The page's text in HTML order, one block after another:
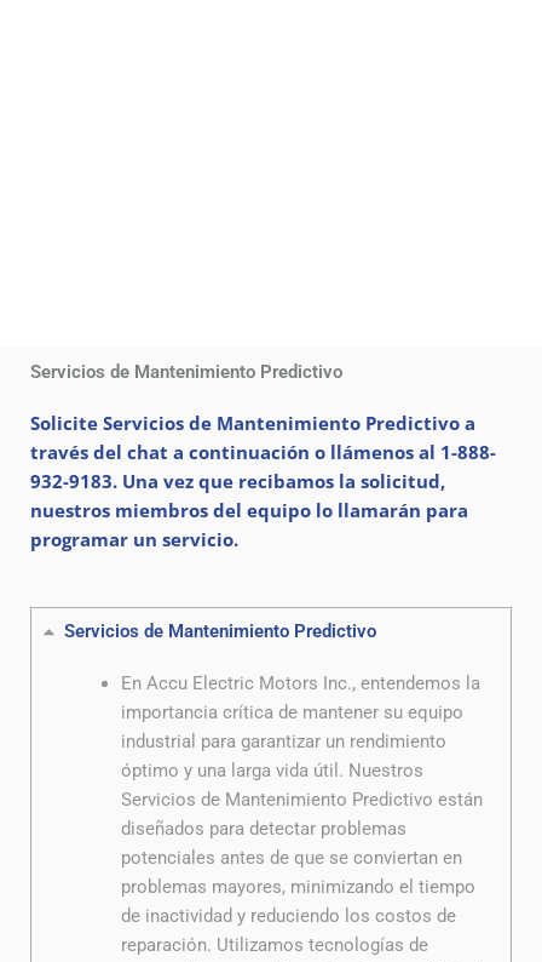
Servicios de Mantenimiento Predictivo
Solicite Servicios de Mantenimiento Predictivo a
través del chat a continuación o llámenos al 1-888-
932-9183. Una vez que recibamos la solicitud,
nuestros miembros del equipo lo llamarán para
programar un servicio.
Servicios de Mantenimiento Predictivo
En Accu Electric Motors Inc., entendemos la
importancia crítica de mantener su equipo
industrial para garantizar un rendimiento
óptimo y una larga vida útil. Nuestros
Servicios de Mantenimiento Predictivo están
diseñados para detectar problemas
potenciales antes de que se conviertan en
problemas mayores, minimizando el tiempo
de inactividad y reduciendo los costos de
reparación. Utilizamos tecnologías de